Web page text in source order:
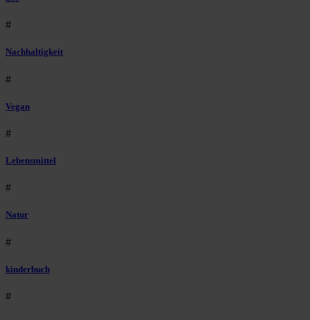
#
Nachhaltigkeit
#
Vegan
#
Lebensmittel
#
Natur
#
kinderbuch
#